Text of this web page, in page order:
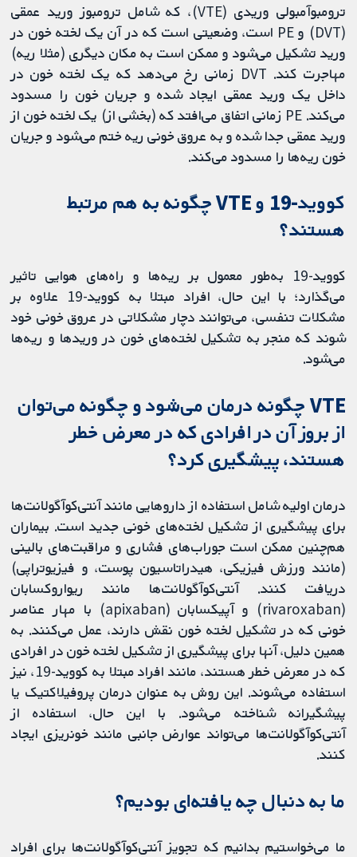
ترومبوآمبولی وریدی (VTE)، که شامل ترومبوز ورید عمقی
(DVT) و PE است، وضعیتی است که در آن یک لخته خون در
ورید تشکیل می‌شود و ممکن است به مکان دیگری (مثلا ریه)
مهاجرت کند. DVT زمانی رخ می‌دهد که یک لخته خون در
داخل یک ورید عمقی ایجاد شده و جریان خون را مسدود
می‌کند. PE زمانی اتفاق می‌افتد که (بخشی از) یک لخته خون از
ورید عمقی جدا شده و به عروق خونی ریه ختم می‌شود و جریان
خون ریه‌ها را مسدود می‌کند.
کووید-19 و VTE چگونه به هم مرتبط
هستند؟
کووید-19 به‌طور معمول بر ریه‌ها و راه‌های هوایی تاثیر
می‌گذارد؛ با این حال، افراد مبتلا به کووید-19 علاوه بر
مشکلات تنفسی، می‌توانند دچار مشکلاتی در عروق خونی خود
شوند که منجر به تشکیل لخته‌های خون در وریدها و ریه‌ها
می‌شود.
VTE چگونه درمان می‌شود و چگونه می‌توان
از بروز آن در افرادی که در معرض خطر
هستند، پیشگیری کرد؟
درمان اولیه شامل استفاده از داروهایی مانند آنتی‌کوآگولانت‌ها
برای پیشگیری از تشکیل لخته‌های خونی جدید است. بیماران
هم‌چنین ممکن است جوراب‌های فشاری و مراقبت‌های بالینی
(مانند ورزش فیزیکی، هیدراتاسیون پوست، و فیزیوتراپی)
دریافت کنند. آنتی‌کوآگولانت‌ها مانند ریواروکسابان
(rivaroxaban) و آپیکسابان (apixaban) با مهار عناصر
خونی که در تشکیل لخته خون نقش دارند، عمل می‌کنند. به
همین دلیل، آنها برای پیشگیری از تشکیل لخته خون در افرادی
که در معرض خطر هستند، مانند افراد مبتلا به کووید-19، نیز
استفاده می‌شوند. این روش به عنوان درمان پروفیلاکتیک یا
پیشگیرانه شناخته می‌شود. با این حال، استفاده از
آنتی‌کوآگولانت‌ها می‌تواند عوارض جانبی مانند خونریزی ایجاد
کنند.
ما به دنبال چه یافته‌ای بودیم؟
ما می‌خواستیم بدانیم که تجویز آنتی‌کوآگولانت‌ها برای افراد